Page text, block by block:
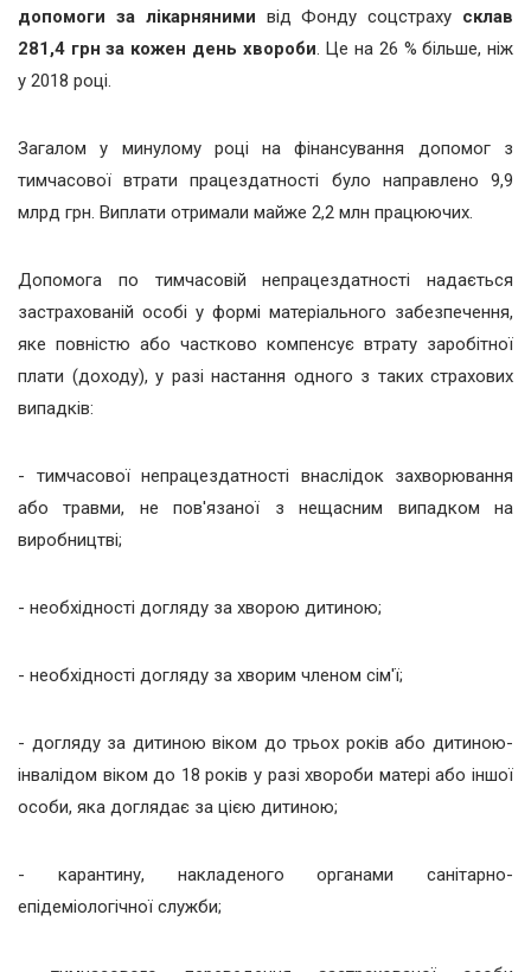
допомоги за лікарняними від Фонду соцстраху склав
281,4 грн за кожен день хвороби. Це на 26 % більше, ніж
у 2018 році.
Загалом у минулому році на фінансування допомог з
тимчасової втрати працездатності було направлено 9,9
млрд грн. Виплати отримали майже 2,2 млн працюючих.
Допомога по тимчасовій непрацездатності надається
застрахованій особі у формі матеріального забезпечення,
яке повністю або частково компенсує втрату заробітної
плати (доходу), у разі настання одного з таких страхових
випадків:
- тимчасової непрацездатності внаслідок захворювання
або травми, не пов'язаної з нещасним випадком на
виробництві;
- необхідності догляду за хворою дитиною;
- необхідності догляду за хворим членом сім'ї;
- догляду за дитиною віком до трьох років або дитиною-
інвалідом віком до 18 років у разі хвороби матері або іншої
особи, яка доглядає за цією дитиною;
- карантину, накладеного органами санітарно-
епідеміологічної служби;